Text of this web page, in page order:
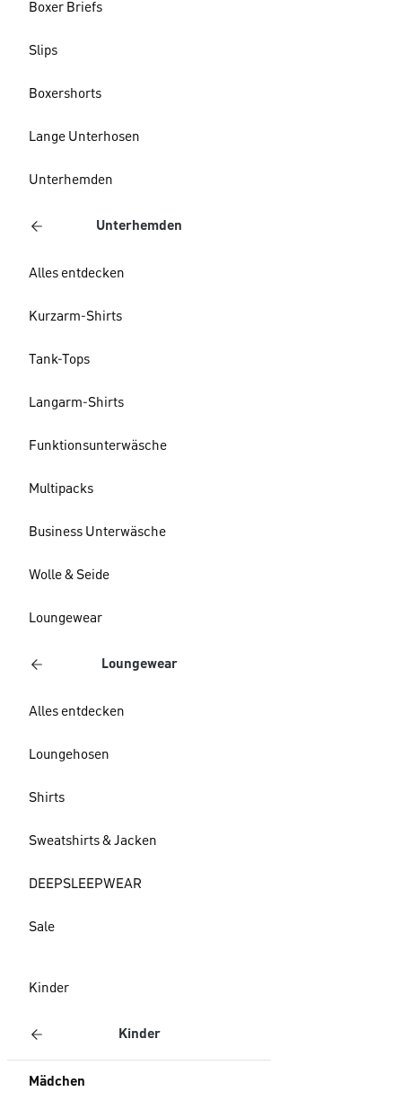
Boxer Briefs
Slips
Boxershorts
Lange Unterhosen
Unterhemden
Unterhemden
Alles entdecken
Kurzarm-Shirts
Tank-Tops
Langarm-Shirts
Funktionsunterwäsche
Multipacks
Business Unterwäsche
Wolle & Seide
Loungewear
Loungewear
Alles entdecken
Loungehosen
Shirts
Sweatshirts & Jacken
DEEPSLEEPWEAR
Sale
Kinder
Kinder
Mädchen